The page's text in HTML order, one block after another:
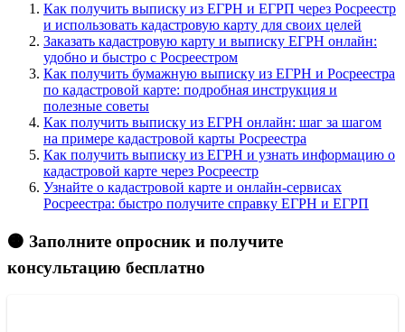
Как получить выписку из ЕГРН и ЕГРП через Росреестр
и использовать кадастровую карту для своих целей
Заказать кадастровую карту и выписку ЕГРН онлайн:
удобно и быстро с Росреестром
Как получить бумажную выписку из ЕГРН и Росреестра
по кадастровой карте: подробная инструкция и
полезные советы
Как получить выписку из ЕГРН онлайн: шаг за шагом
на примере кадастровой карты Росреестра
Как получить выписку из ЕГРН и узнать информацию о
кадастровой карте через Росреестр
Узнайте о кадастровой карте и онлайн-сервисах
Росреестра: быстро получите справку ЕГРН и ЕГРП
🟠 Заполните опросник и получите
консультацию бесплатно